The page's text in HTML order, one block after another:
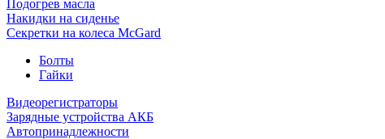
Подогрев масла
Накидки на сиденье
Секретки на колеса McGard
Болты
Гайки
Видеорегистраторы
Зарядные устройства АКБ
Автопринадлежности